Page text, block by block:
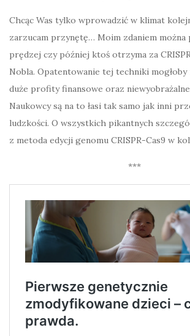
Chcąc Was tylko wprowadzić w klimat
zarzucam przynętę… Moim zdaniem można
prędzej czy później ktoś otrzyma za
Nobla. Opatentowanie tej techniki mogłoby
duże profity finansowe oraz
Naukowcy są na to łasi tak samo jak inni
ludzkości. O wszystkich pikantnych
z metoda edycji genomu CRISPR-Cas9 w
***